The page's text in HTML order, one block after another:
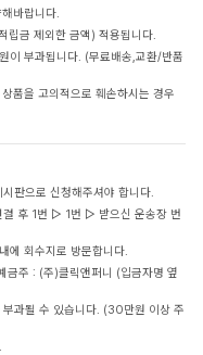
바랍니다.
립금 제외한 금액) 적용됩니다.
이 부과됩니다. (무료배송,교환/반품
품을 고의적으로 훼손하시는 경우
판으로 신청해주셔야 합니다.
후 1번 ▷ 1번 ▷ 받으신 운송장 번
에 회수지로 방문합니다.
주 : (주)클릭앤퍼니 (입금자명 옆
과될 수 있습니다. (30만원 이상 주